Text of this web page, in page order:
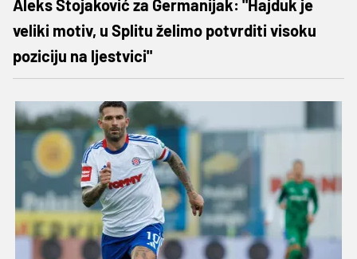
Aleks Stojaković za Germanijak: "Hajduk je
veliki motiv, u Splitu želimo potvrditi visoku
poziciju na ljestvici"